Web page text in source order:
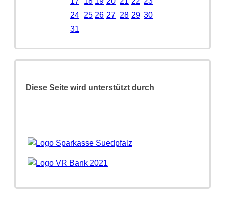
24 25 26 27 28 29 30
31
Diese Seite wird unterstützt durch